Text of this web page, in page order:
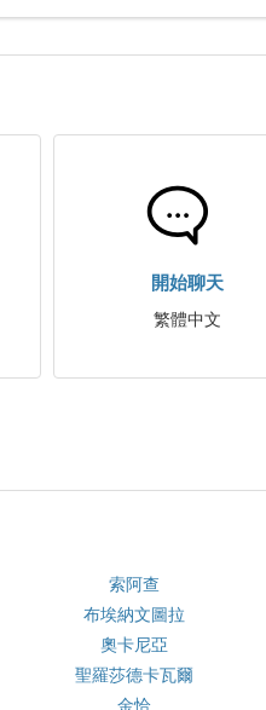
開始聊天
繁體中文
索阿查
布埃納文圖拉
奧卡尼亞
聖羅莎德卡瓦爾
金恰